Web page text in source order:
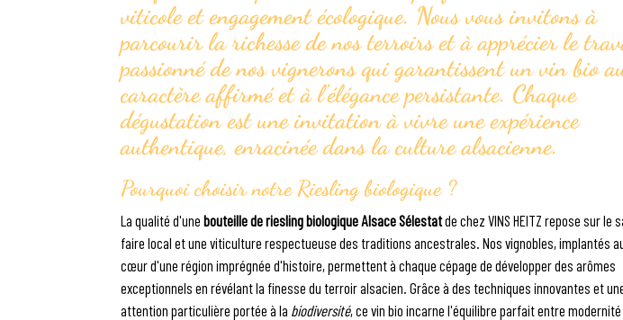
viticole et engagement écologique. Nous vous invitons à
parcourir la richesse de nos terroirs et à apprécier le
passionné de nos vignerons qui garantissent un vin bio
caractère affirmé et à l'élégance persistante. Chaque
dégustation est une invitation à vivre une expérience
authentique, enracinée dans la culture alsacienne.
Pourquoi choisir notre Riesling biologique ?
La qualité d'unebouteille de riesling biologique Alsace Sélestatde chez VINS HEITZ repose sur le
faire local et une viticulture respectueuse des traditions ancestrales. Nos vignobles, implantés
cœur d'une région imprégnée d'histoire, permettent à chaque cépage de développer des arômes
exceptionnels en révélant la finesse du terroir alsacien. Grâce à des techniques innovantes et
attention particulière portée à la biodiversité, ce vin bio incarne l'équilibre parfait entre